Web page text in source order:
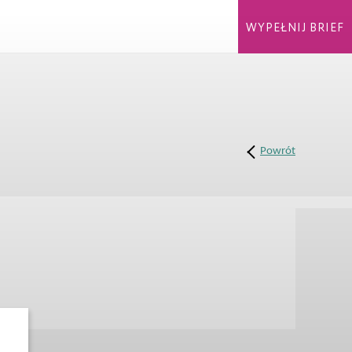
Powrót
WYPEŁNIJ BRIEF